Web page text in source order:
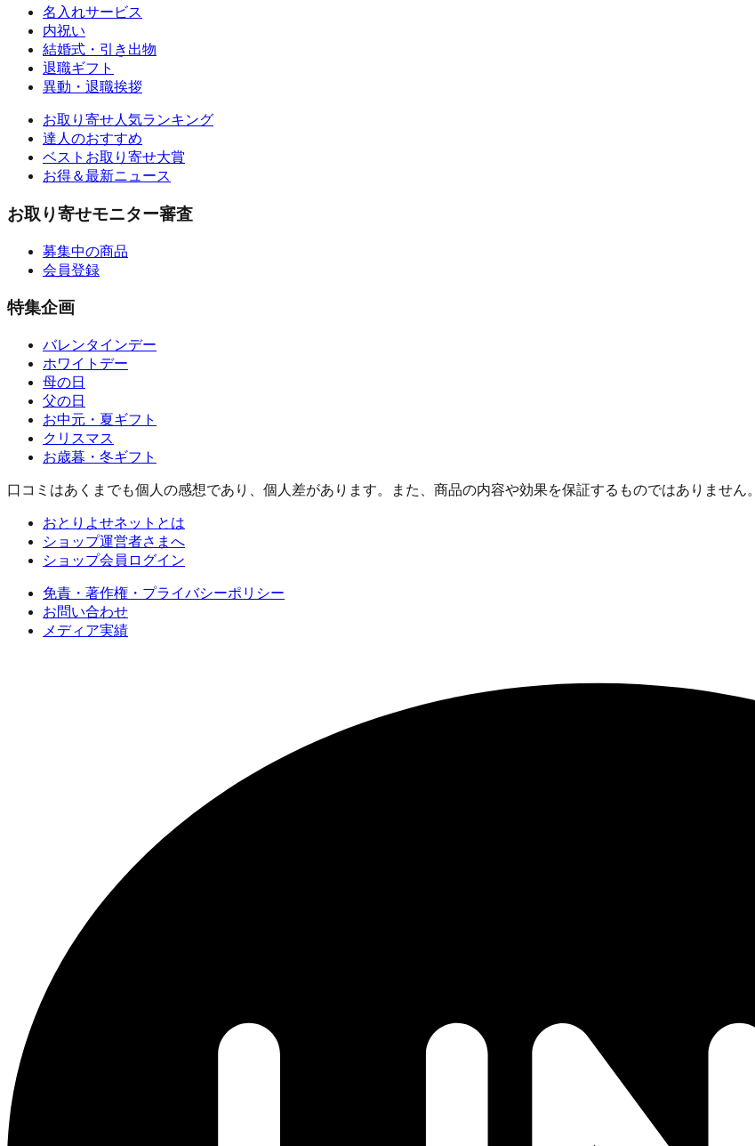
名入れサービス
内祝い
結婚式・引き出物
退職ギフト
異動・退職挨拶
お取り寄せ人気ランキング
達人のおすすめ
ベストお取り寄せ大賞
お得＆最新ニュース
お取り寄せモニター審査
募集中の商品
会員登録
特集企画
バレンタインデー
ホワイトデー
母の日
父の日
お中元・夏ギフト
クリスマス
お歳暮・冬ギフト
口コミはあくまでも個人の感想であり、個人差があります。また、商品の内容や効果を保証するものではありません。
おとりよせネットとは
ショップ運営者さまへ
ショップ会員ログイン
免責・著作権・プライバシーポリシー
お問い合わせ
メディア実績